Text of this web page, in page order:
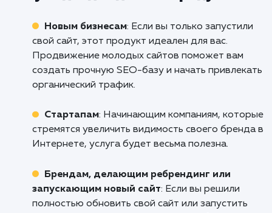
Если вы готовы увеличить видимость
сайта в поисковых системах и привлечь
целевого трафика, не стесняйтесь
Краснодаре поможет вам
реализовать эффективную стратегию
ваших бизнес-целей. Обращайтесь к нам
сегодня, чтобы начать путь к успеху вместе!